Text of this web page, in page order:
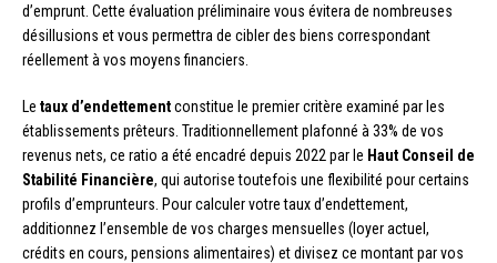
d’emprunt. Cette évaluation préliminaire vous évitera de nombreuses
désillusions et vous permettra de cibler des biens correspondant
réellement à vos moyens financiers.
Le taux d’endettementconstitue le premier critère examiné par les
établissements prêteurs. Traditionnellement plafonné à 33% de vos
revenus nets, ce ratio a été encadré depuis 2022 par le Haut Conseil de
Stabilité Financière, qui autorise toutefois une flexibilité pour certains
profils d’emprunteurs. Pour calculer votre taux d’endettement,
additionnez l’ensemble de vos charges mensuelles (loyer actuel,
crédits en cours, pensions alimentaires) et divisez ce montant par vos